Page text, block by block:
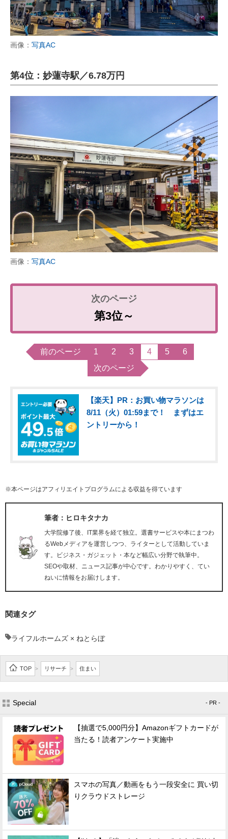
画像： 写真AC
第4位：妙蓮寺駅／6.78万円
画像： 写真AC
第3位～
前のページ 1 2 3 4 5
6
次のページ
【楽天】PR：お買い物マラソンは
8/11（火）01:59まで！ まずはエ
ントリーから！
※本ページはアフィリエイトプログラムによる収益を得ています
筆者：ヒロキタナカ
大学院修了後、IT業界を経て独立。選書サービスや本にまつわ
るWebメディアを運営しつつ、ライターとして活動していま
す。ビジネス・ガジェット・本など幅広い分野で執筆中。
SEOや取材、ニュース記事が中心です。わかりやすく、てい
ねいに情報をお届けします。
関連タグ
ライフルホームズ × ねとらぼ
TOP > リサーチ > 住まい
Special - PR -
【抽選で5,000円分】Amazonギフトカードが
当たる！読者アンケート実施中
スマホの写真／動画をもう一段安全に 買い切
りクラウドストレージ